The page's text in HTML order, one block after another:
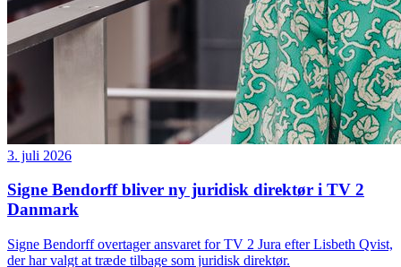
3. juli 2026
Signe Bendorff bliver ny juridisk direktør i TV 2
Danmark
Signe Bendorff overtager ansvaret for TV 2 Jura efter Lisbeth Qvist,
der har valgt at træde tilbage som juridisk direktør.